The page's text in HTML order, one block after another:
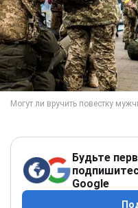
Будьте
Google